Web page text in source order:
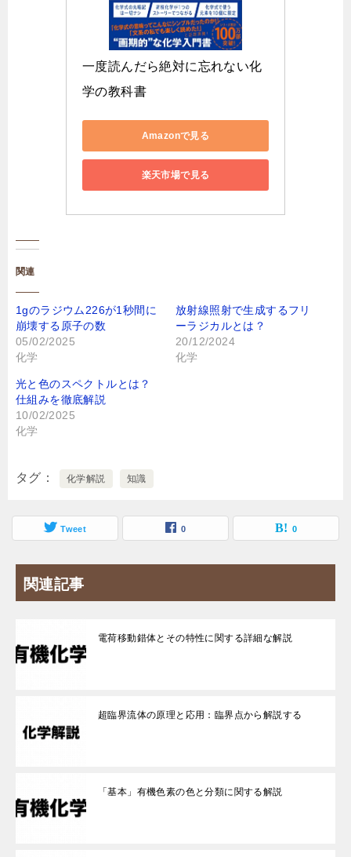
一度読んだら絶対に忘れない化
学の教科書
Amazonで見る
楽天市場で見る
関連
1gのラジウム226が1秒間に
崩壊する原子の数
05/02/2025
化学
放射線照射で生成するフリ
ーラジカルとは？
20/12/2024
化学
光と色のスペクトルとは？
仕組みを徹底解説
10/02/2025
化学
タグ 化学解説 知識
Tweet 0 0
関連記事
電荷移動錯体とその特性に関する詳細な解説
超臨界流体の原理と応用：臨界点から解説する
「基本」有機色素の色と分類に関する解説